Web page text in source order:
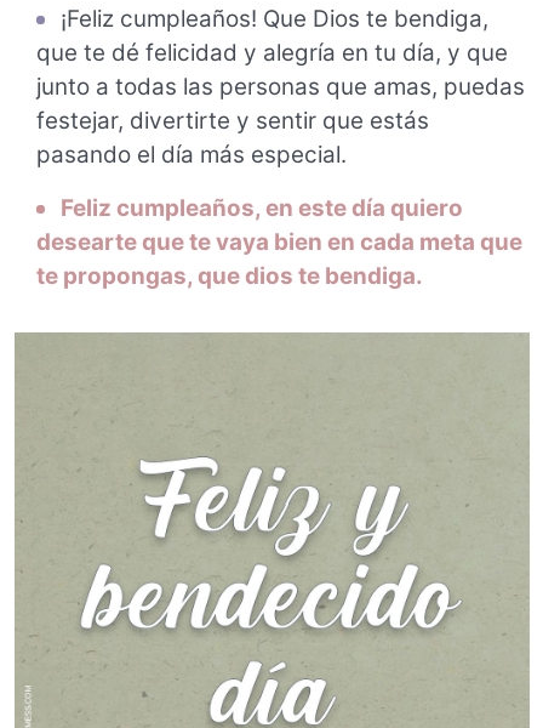
¡Feliz cumpleaños! Que Dios te bendiga,
que te dé felicidad y alegría en tu día, y que
junto a todas las personas que amas, puedas
festejar, divertirte y sentir que estás
pasando el día más especial.
Feliz cumpleaños, en este día quiero
desearte que te vaya bien en cada meta que
te propongas, que dios te bendiga.